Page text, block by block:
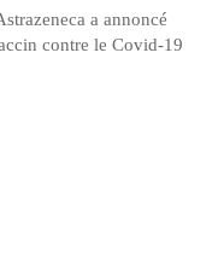
a annoncé
contre le Covid-19